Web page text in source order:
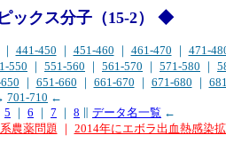
ックス分子（15-2） ◆
｜ 441-450 ｜ 451-460 ｜ 461-470 ｜ 471-
550 ｜ 551-560 ｜ 561-570 ｜ 571-580 ｜
｜ 651-660 ｜ 661-670 ｜ 671-680 ｜
701-710 ←
5 ｜ 6 ｜ 7 ｜ 8 データ名一覧 ←
農薬問題 ｜ 2014年にエボラ出血熱感染